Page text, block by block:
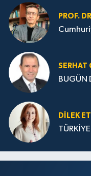
PROF.
SERHAT
BUGÜN
DILEK